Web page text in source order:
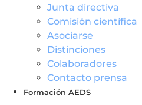
Junta directiva
Comisión científica
Asociarse
Distinciones
Colaboradores
Contacto prensa
Formación AEDS